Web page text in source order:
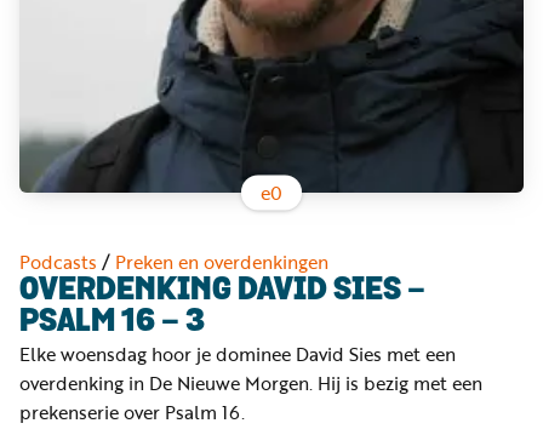
e0
Podcasts / Preken en overdenkingen
OVERDENKING DAVID SIES -
PSALM 16 - 3
Elke woensdag hoor je dominee David Sies met een
overdenking in De Nieuwe Morgen. Hij is bezig met een
prekenserie over Psalm 16.
Adverteren
Winkel
Privacy
reglement
Algemene
voorwaarden